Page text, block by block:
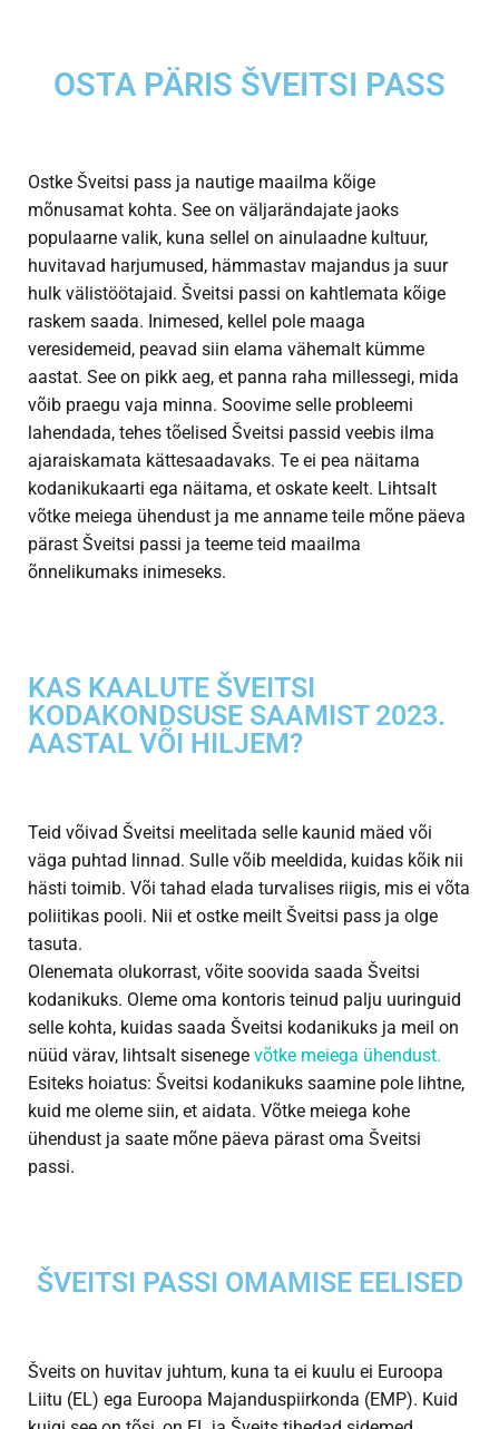
OSTA PÄRIS ŠVEITSI PASS
Ostke Šveitsi pass ja nautige maailma kõige
mõnusamat kohta. See on väljarändajate jaoks
populaarne valik, kuna sellel on ainulaadne kultuur,
huvitavad harjumused, hämmastav majandus ja suur
hulk välistöötajaid. Šveitsi passi on kahtlemata kõige
raskem saada. Inimesed, kellel pole maaga
veresidemeid, peavad siin elama vähemalt kümme
aastat. See on pikk aeg, et panna raha millessegi, mida
võib praegu vaja minna. Soovime selle probleemi
lahendada, tehes tõelised Šveitsi passid veebis ilma
ajaraiskamata kättesaadavaks. Te ei pea näitama
kodanikukaarti ega näitama, et oskate keelt. Lihtsalt
võtke meiega ühendust ja me anname teile mõne päeva
pärast Šveitsi passi ja teeme teid maailma
õnnelikumaks inimeseks.
KAS KAALUTE ŠVEITSI
KODAKONDSUSE SAAMIST 2023.
AASTAL VÕI HILJEM?
Teid võivad Šveitsi meelitada selle kaunid mäed või
väga puhtad linnad. Sulle võib meeldida, kuidas kõik nii
hästi toimib. Või tahad elada turvalises riigis, mis ei võta
poliitikas pooli. Nii et ostke meilt Šveitsi pass ja olge
tasuta.
Olenemata olukorrast, võite soovida saada Šveitsi
kodanikuks. Oleme oma kontoris teinud palju uuringuid
selle kohta, kuidas saada Šveitsi kodanikuks ja meil on
nüüd värav, lihtsalt sisenege võtke meiega ühendust.
Esiteks hoiatus: Šveitsi kodanikuks saamine pole lihtne,
kuid me oleme siin, et aidata. Võtke meiega kohe
ühendust ja saate mõne päeva pärast oma Šveitsi
passi.
ŠVEITSI PASSI OMAMISE EELISED
Šveits on huvitav juhtum, kuna ta ei kuulu ei Euroopa
Liitu (EL) ega Euroopa Majanduspiirkonda (EMP). Kuid